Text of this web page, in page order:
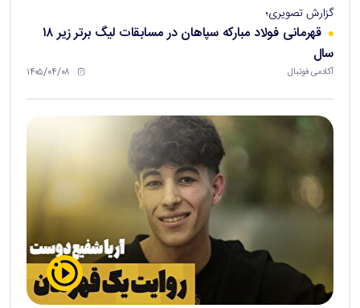
گزارش تصویری؛
قهرمانی فولاد مبارکه سپاهان در مسابقات لیگ برتر زیر ۱۸
سال
آکادمی فوتبال ۱۴۰۵/۰۴/۰۸